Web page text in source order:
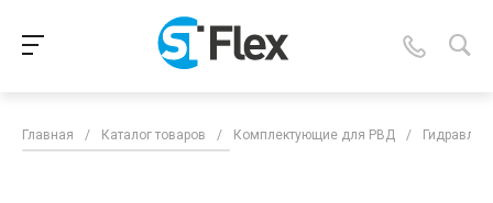
Главная / Каталог товаров / Комплектующие для РВД /